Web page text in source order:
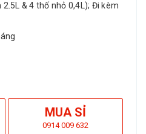
& 4 thố nhỏ 0,4L); Đi kèm
MUA SỈ
0914 009 632